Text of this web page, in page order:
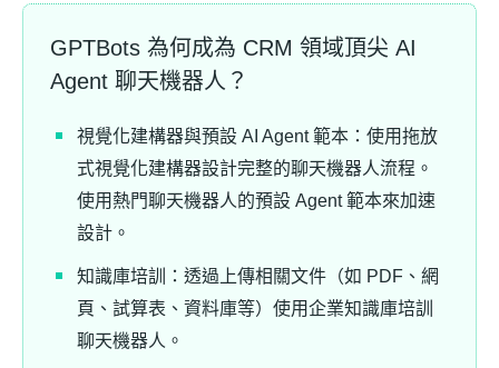
GPTBots 為何成為 CRM 領域頂尖 AI
Agent 聊天機器人？
視覺化建構器與預設 AI Agent 範本：使用拖放
式視覺化建構器設計完整的聊天機器人流程。
使用熱門聊天機器人的預設 Agent 範本來加速
設計。
知識庫培訓：透過上傳相關文件（如 PDF、網
頁、試算表、資料庫等）使用企業知識庫培訓
聊天機器人。